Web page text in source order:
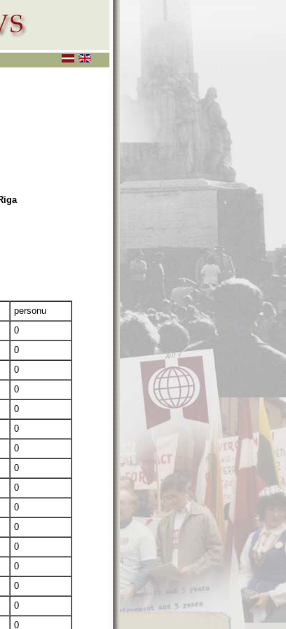
personu
0
0
0
0
0
0
0
0
0
0
0
0
0
0
0
0